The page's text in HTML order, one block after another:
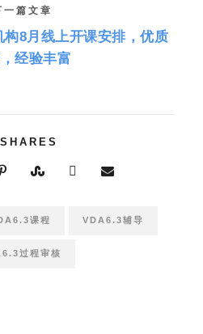
一篇文章
8月线上开课安排，优质
经验丰富
SHARES
课程 VDA6.3辅导
过程审核